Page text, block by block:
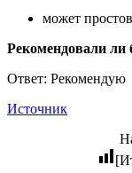
может
Рекомендовали ли
Ответ: Рекомендую
Источник